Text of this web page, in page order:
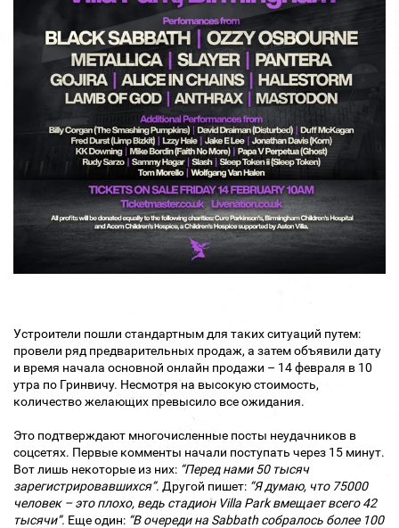
Устроители пошли стандартным для таких ситуаций путем:
провели ряд предварительных продаж, а затем объявили дату
и время начала основной онлайн продажи – 14 февраля в 10
утра по Гринвичу. Несмотря на высокую стоимость,
количество желающих превысило все ожидания.
Это подтверждают многочисленные посты неудачников в
соцсетях. Первые комменты начали поступать через 15 минут.
Вот лишь некоторые из них: “Перед нами 50 тысяч
зарегистрировавшихся”. Другой пишет: “Я думаю, что 75000
человек – это плохо, ведь стадион Villa Park вмещает всего 42
тысячи”. Еще один: “В очереди на Sabbath собралось более 100